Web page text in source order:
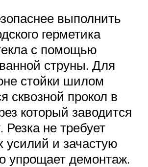
выполнить
герметика
с помощью
струны. Для
стойки шилом
сквозной прокол в
который заводится
Резка не требует
усилий и зачастую
упрощает демонтаж.